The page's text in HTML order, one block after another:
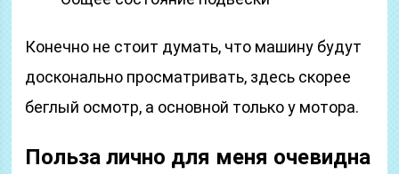
Конечно не стоит думать, что машину будут
досконально просматривать, здесь скорее
беглый осмотр, а основной только у мотора.
Польза лично для меня очевидна